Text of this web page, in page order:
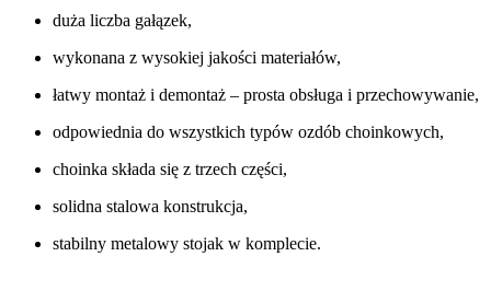
duża liczba gałązek,
wykonana z wysokiej jakości materiałów,
łatwy montaż i demontaż – prosta obsługa i przechowywanie,
odpowiednia do wszystkich typów ozdób choinkowych,
choinka składa się z trzech części,
solidna stalowa konstrukcja,
stabilny metalowy stojak w komplecie.